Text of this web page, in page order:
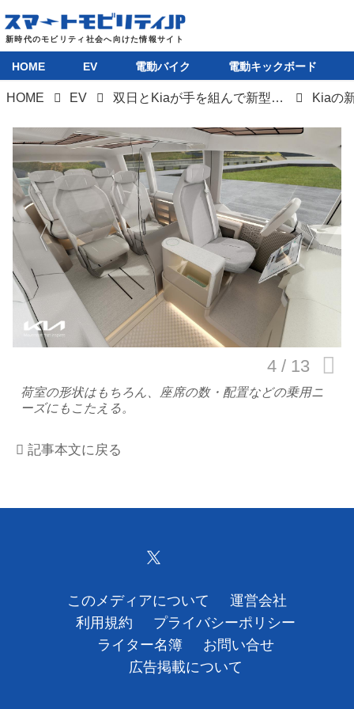
EV
電動バイク
電動キックボード
ライフスタイル
テクノロジー
このメディアについて
運営会社
プライバシーポリシー
HOME EV 電動バイク 電動キックボード
HOME EV 双日とKiaが手を組んで新型EVバン「PV5」を2026年春から国内発売開始へ Kiaの
荷室の形状はもちろん、座席の数・配置などの乗用ニ
ーズにもこたえる。
記事本文に戻る
このメディアについて
運営会社
利用規約
プライバシーポリシー
ライター名簿
お問い合せ
広告掲載について